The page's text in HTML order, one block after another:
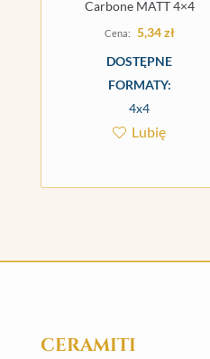
Carbone MATT 4×4
5,34zł
DOSTĘPNE
FORMATY:
4x4
Lubię
CERAMITI